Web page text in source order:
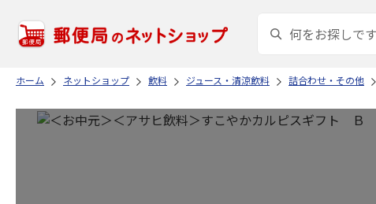
ホーム ネットショップ 飲料 ジュース・清涼飲料 詰合わせ・その他